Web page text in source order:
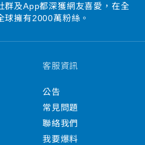
群及App都深獲網友喜愛，在全
球擁有2000萬粉絲。
客服資訊
公告
常見問題
聯絡我們
我要爆料